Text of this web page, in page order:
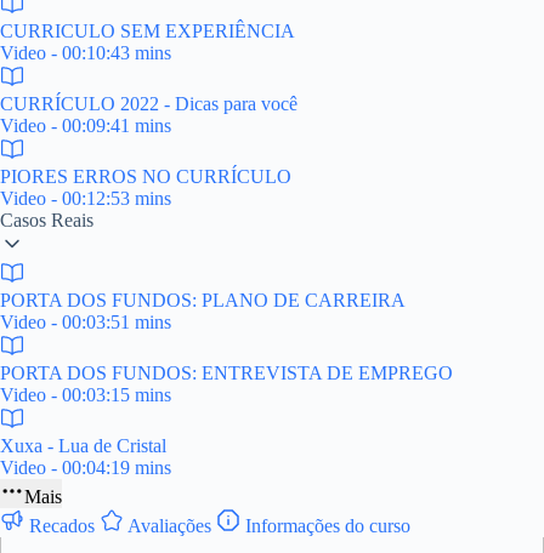
CURRICULO SEM EXPERIÊNCIA
Video - 00:10:43 mins
CURRÍCULO 2022 - Dicas para você
Video - 00:09:41 mins
PIORES ERROS NO CURRÍCULO
Video - 00:12:53 mins
Casos Reais
PORTA DOS FUNDOS: PLANO DE CARREIRA
Video - 00:03:51 mins
PORTA DOS FUNDOS: ENTREVISTA DE EMPREGO
Video - 00:03:15 mins
Xuxa - Lua de Cristal
Video - 00:04:19 mins
Mais
Recados
Avaliações Informações do curso